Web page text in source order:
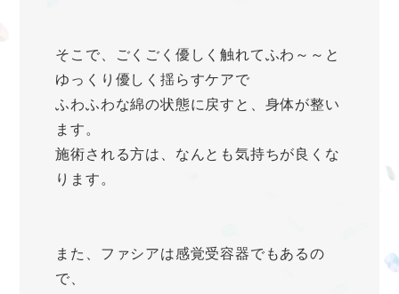
そこで、ごくごく優しく触れてふわ～～と
ゆっくり優しく揺らすケアで
ふわふわな綿の状態に戻すと、身体が整い
ます。
施術される方は、なんとも気持ちが良くな
ります。
また、ファシアは感覚受容器でもあるの
で、